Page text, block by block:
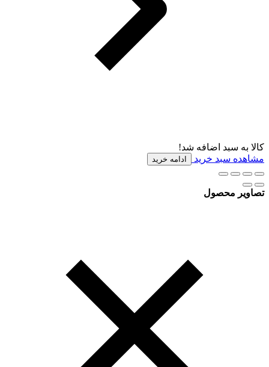
کالا به سبد اضافه شد!
مشاهده سبد خرید
ادامه خرید
تصاویر محصول